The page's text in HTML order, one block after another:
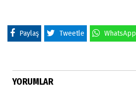
Paylaş Tweetle WhatsApp
YORUMLAR